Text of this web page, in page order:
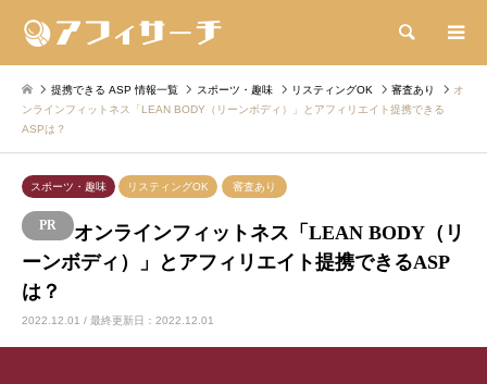
検索
提携できる ASP 情報一覧 スポーツ・趣味 リスティングOK 審査あり
オ
ンラインフィットネス「LEAN BODY（リーンボディ）」とアフィリエイト提携できる
ASPは？
スポーツ・趣味 リスティングOK 審査あり
オンラインフィットネス「LEAN BODY（リ
ーンボディ）」とアフィリエイト提携できるASP
は？
2022.12.01 / 最終更新日：2022.12.01